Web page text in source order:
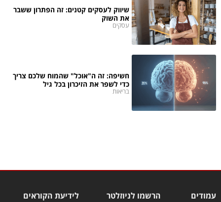
שיווק לעסקים קטנים: זה הפתרון ששבר
את השוק
עסקים
חשיפה: זה ה"אוכל" שהמוח שלכם צריך
כדי לשפר את הזיכרון בכל גיל
בריאות
עמודים
הרשמו לניוזלטר
לידיעת הקוראים